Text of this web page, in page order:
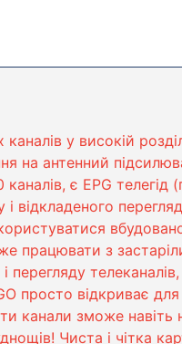
у високій
на антенний
є EPG телегід
відкладеного
працювати з
просто відкриває
канали зможе навіть
Чиста і чітка